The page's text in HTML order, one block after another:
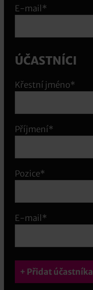
E-mail*
ÚČASTNÍCI
Křestní jméno*
Příjmení*
Pozice*
E-mail*
+ Přidat účastníka